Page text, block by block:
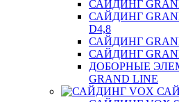
САЙДИНГ
САЙДИНГ
D4,8
САЙДИНГ
САЙДИНГ
ДОБОРНЫЕ
GRAND LINE